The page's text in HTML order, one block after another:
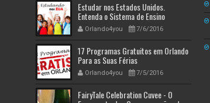
Estudar nos Estados Unidos.
Entenda o Sistema de Ensino
Americano - Descobrindo a América
Orlando4you 7/6/2016
17 Programas Gratuitos em Orlando
Para as Suas Férias
Orlando4you 7/5/2016
FairyTale Celebration Cuvee - O